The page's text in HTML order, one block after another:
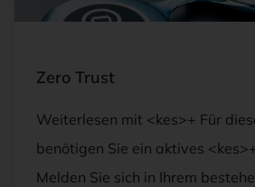
Zero Trust
Weiterlesen mit <kes>+ Für
benötigen Sie ein aktives
Melden Sie sich in Ihrem